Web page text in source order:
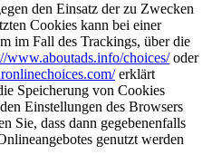
den Einsatz der zu Zwecken
Cookies kann bei einer
im Fall des Trackings, über die
www.aboutads.info/choices/oder
erklärt
Speicherung von Cookies
Einstellungen des Browsers
Sie, dass dann gegebenenfalls
genutzt werden